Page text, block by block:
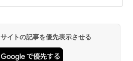
イトの記事を優先表示させる